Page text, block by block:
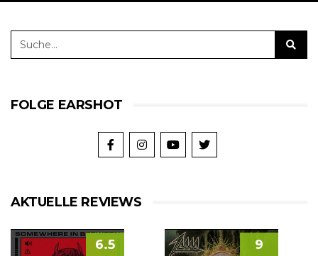
FOLGE EARSHOT
AKTUELLE REVIEWS
6.5 9